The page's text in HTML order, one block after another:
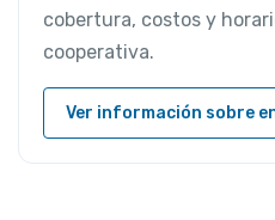
cobertura, costos y
cooperativa.
Ver información sobre